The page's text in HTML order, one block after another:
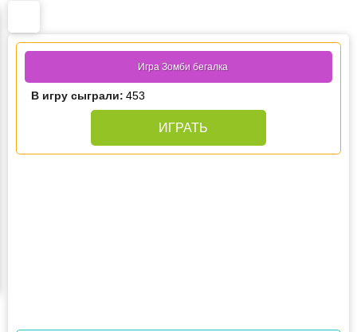
Игра Зомби бегалка
В игру сыграли: 453
ИГРАТЬ